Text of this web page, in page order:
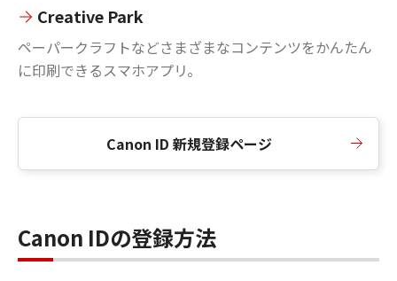
Creative Park
ペーパークラフトなどさまざまなコンテンツをかんたん
に印刷できるスマホアプリ。
Canon ID 新規登録ページ
Canon IDの登録方法